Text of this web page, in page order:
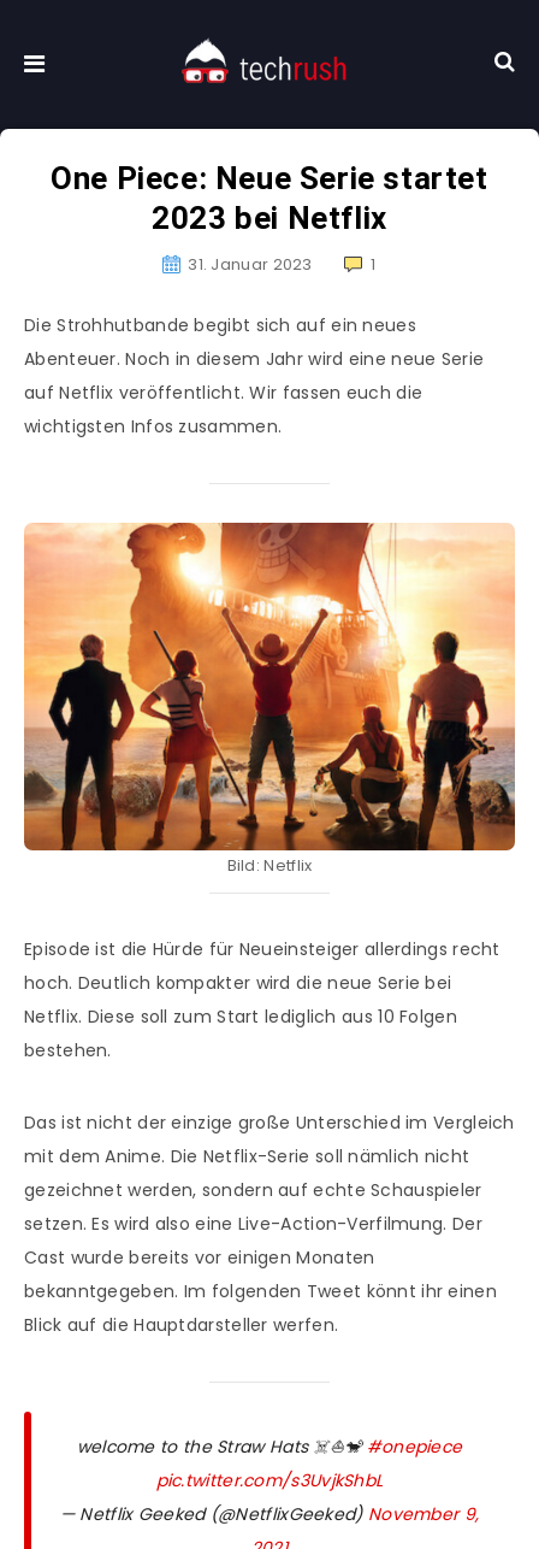
One Piece: Neue Serie startet
2023 bei Netflix
31. Januar 2023 1
Die Strohhutbande begibt sich auf ein neues
Abenteuer. Noch in diesem Jahr wird eine neue Serie
auf Netflix veröffentlicht. Wir fassen euch die
wichtigsten Infos zusammen.
Bild: Netflix
Episode ist die Hürde für Neueinsteiger allerdings recht
hoch. Deutlich kompakter wird die neue Serie bei
Netflix. Diese soll zum Start lediglich aus 10 Folgen
bestehen.
Das ist nicht der einzige große Unterschied im Vergleich
mit dem Anime. Die Netflix-Serie soll nämlich nicht
gezeichnet werden, sondern auf echte Schauspieler
setzen. Es wird also eine Live-Action-Verfilmung. Der
Cast wurde bereits vor einigen Monaten
bekanntgegeben. Im folgenden Tweet könnt ihr einen
Blick auf die Hauptdarsteller werfen.
welcome to the Straw Hats ☠️⛵️🐒 #onepiece
pic.twitter.com/s3UvjkShbL
— Netflix Geeked (@NetflixGeeked) November 9,